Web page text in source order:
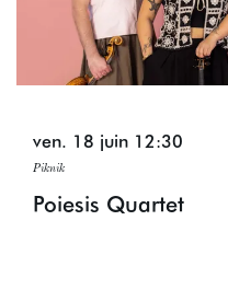
Poiesis Quartet
Piknik
ven. 18 juin 12:30